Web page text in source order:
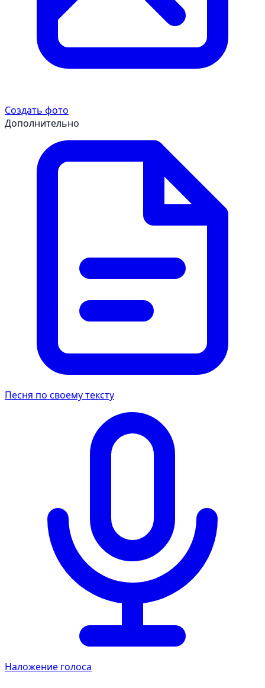
Создать фото
Дополнительно
Песня по своему тексту
Наложение голоса